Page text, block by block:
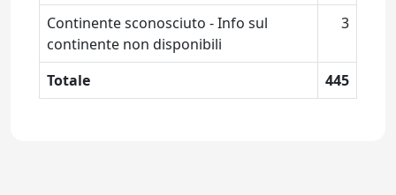
Continente sconosciuto - Info sul
continente non disponibili
3
Totale 445